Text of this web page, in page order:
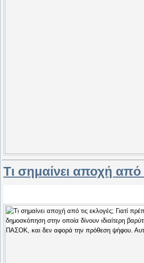
Τι σημαίνει αποχή από